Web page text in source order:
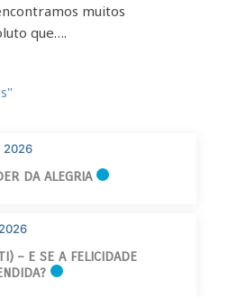
muitos
que….
2026
DA ALEGRIA
– E SE A FELICIDADE